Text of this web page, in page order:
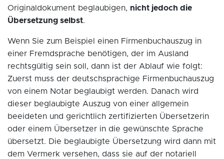
Originaldokument beglaubigen, nicht jedoch die
Übersetzung selbst.
Wenn Sie zum Beispiel einen Firmenbuchauszug in
einer Fremdsprache benötigen, der im Ausland
rechtsgültig sein soll, dann ist der Ablauf wie folgt:
Zuerst muss der deutschsprachige Firmenbuchauszug
von einem Notar beglaubigt werden. Danach wird
dieser beglaubigte Auszug von einer allgemein
beeideten und gerichtlich zertifizierten Übersetzerin
oder einem Übersetzer in die gewünschte Sprache
übersetzt. Die beglaubigte Übersetzung wird dann mit
dem Vermerk versehen, dass sie auf der notariell